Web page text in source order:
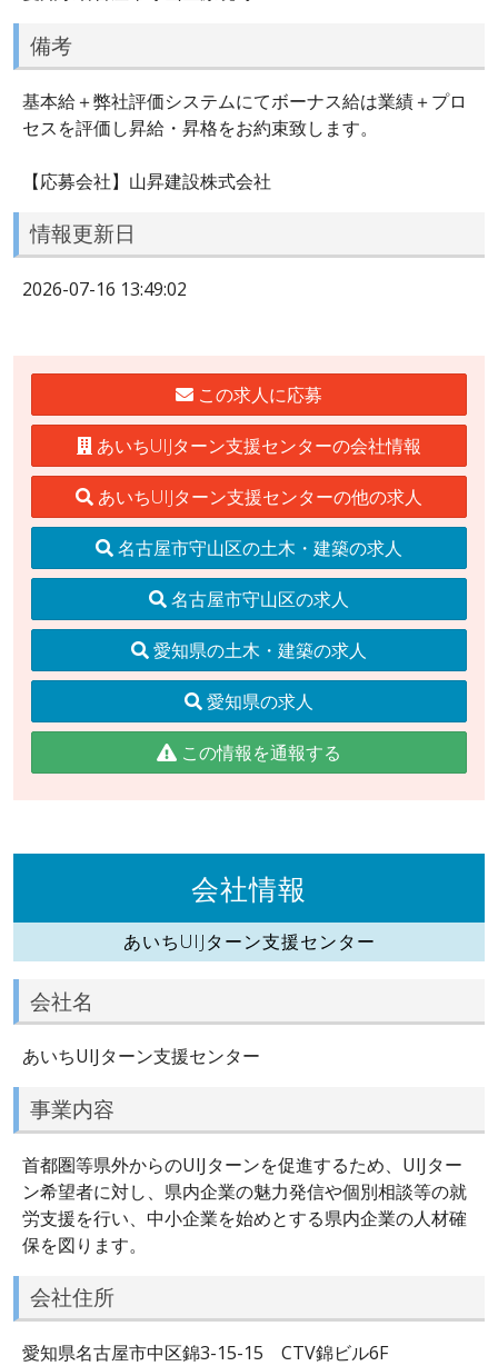
備考
基本給＋弊社評価システムにてボーナス給は業績＋プロ
セスを評価し昇給・昇格をお約束致します。
【応募会社】山昇建設株式会社
情報更新日
2026-07-16 13:49:02
この求人に応募
あいちUIJターン支援センターの会社情報
あいちUIJターン支援センターの他の求人
名古屋市守山区の土木・建築の求人
名古屋市守山区の求人
愛知県の土木・建築の求人
愛知県の求人
この情報を通報する
会社情報
あいちUIJターン支援センター
会社名
あいちUIJターン支援センター
事業内容
首都圏等県外からのUIJターンを促進するため、UIJター
ン希望者に対し、県内企業の魅力発信や個別相談等の就
労支援を行い、中小企業を始めとする県内企業の人材確
保を図ります。
会社住所
愛知県名古屋市中区錦3-15-15 CTV錦ビル6F